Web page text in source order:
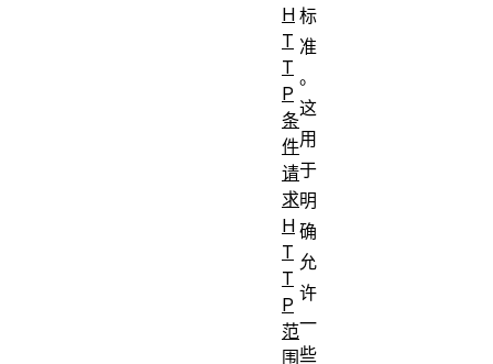
标
准
。
这
用
于
明
确
允
许
一
些
H
T
T
P
条
件
请
求
H
T
T
P
范
围